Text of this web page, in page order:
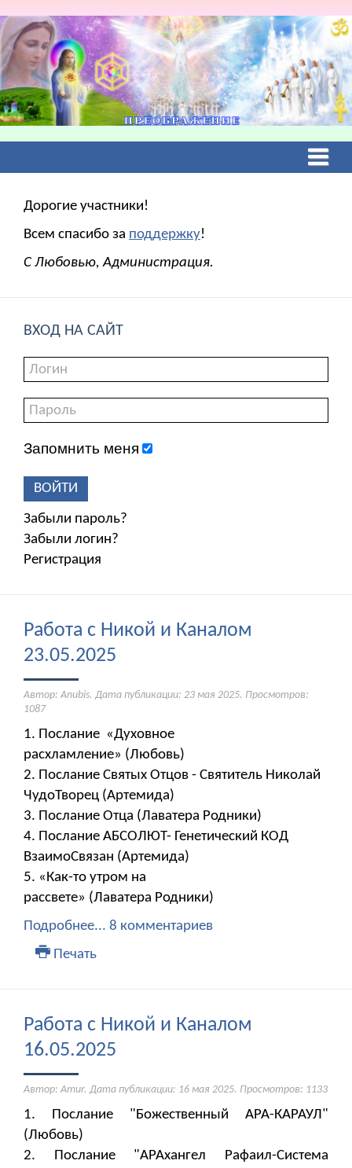
Дорогие участники!
Всем спасибо за поддержку!
С Любовью, Администрация.
ВХОД НА САЙТ
Запомнить меня
ВОЙТИ
Забыли пароль?
Забыли логин?
Регистрация
Работа с Никой и Каналом
23.05.2025
Автор: Anubis. Дата публикации: 23 мая 2025. Просмотров:
1087
1. Послание «Духовное
расхламление» (Любовь)
2. Послание Святых Отцов - Святитель Николай
ЧудоТворец (Артемида)
3. Послание Отца (Лаватера Родники)
4. Послание АБСОЛЮТ- Генетический КОД
ВзаимоСвязан (Артемида)
5. «Как-то утром на
рассвете» (Лаватера Родники)
Подробнее... 8 комментариев
Печать
Работа с Никой и Каналом
16.05.2025
Автор: Amur. Дата публикации: 16 мая 2025. Просмотров: 1133
1. Послание "Божественный АРА-КАРАУЛ"
(Любовь)
2. Послание "АРАхангел Рафаил-Система